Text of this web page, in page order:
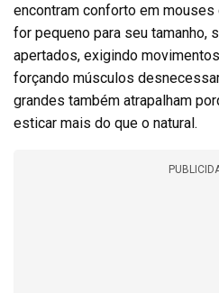
encontram conforto em
for pequeno para seu tamanho,
apertados, exigindo
forçando músculos
grandes também atrapalham
esticar mais do que o natural.